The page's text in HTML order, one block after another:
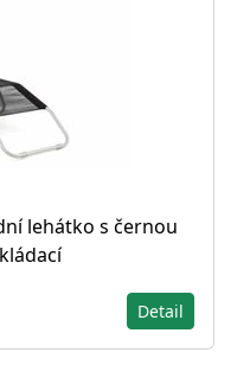
lehátko s černou
Detail